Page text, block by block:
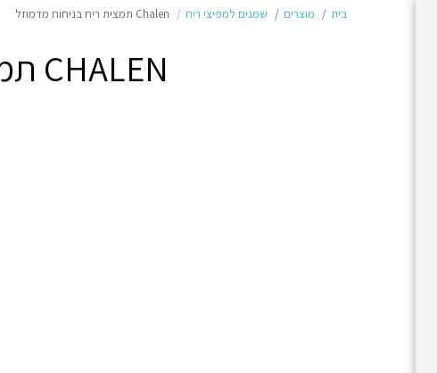
בית מוצרים שמנים למפיצי ריח Chalen תמצית ריח בניחוח מדמוזל
CHALEN תמצית ריח בניחוח מדמוזל